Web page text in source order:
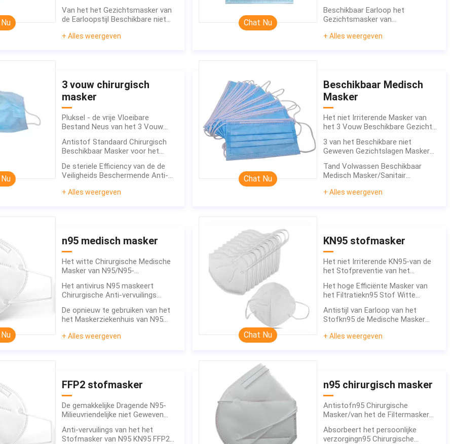
ODM
Van het het Gezichtsmasker van
de Earloopstijl Beschikbare niet
Beschermende Volwassene
+ Alles weergeven
het Gezichtsmasker Burgerlijke
Beschermende Virus
Beschikbaar Earloop het
Gezichtsmasker van
Chirurgische Maskers
+ Alles weergeven
Chat Nu
3 vouw chirurgisch
masker
Pluksel - de vrije Vloeibare
Bestand Neus van het 3 Vouw
Hoge Breathability
Antistof Standaard Chirurgisch
Beschikbaar Masker voor het
Stofstuifmeel
De steriele Efficiency van de de
Veiligheids Beschermende Anti-
Vouw Chirurgische Masker
+ Alles weergeven
Beschikbaar Medisch
Masker
Het niet Irriterende Masker van
het 3 Vouw Beschikbare Gezicht
Kliniekgezondheidszorg
3 van het Beschikbare niet
Geweven Gezichtslagen Masker
Dragen
Tand Volwassen Beschikbaar
Medisch Masker/Sanitair
Vouw
+ Alles weergeven
Chat Nu
n95 medisch masker
Het witte Chirurgische Medische
Masker van N95/N95-
éénmalig gebruik Geen Klep
Het antivirus N95 maskeert
Chirurgische Anti-vervuilings
Neusbrug
De opnieuw te gebruiken van het
het Maskerziekenhuis van N95
Beschermende Stof
+ Alles weergeven
KN95 stofmasker
Het niet Irriterende KN95-van de
het Stofpreventie van het
Certificaat van Ce FDA
Het hoge Efficiënte Masker van
het Filtratiekn95 Stof Witte
Antistijl van Earloop van het
Stofkn95 de Medische Masker
van het Schoolbureau
+ Alles weergeven
Chat Nu
FFP2 stofmasker
De gemakkelijke Dragende N95-
Milieuvriendelijke niet Geweven
het Stofmasker
Anti-vervuilings van het het
Stofmasker van N95 KN95 FFP2
n95 chirurgisch masker
Antistofn95 Chirurgische
Masker/van het de Filtermasker
Elasticiteitsoortelefoons
Absorbeert het persoonlijke
verzorgingn95 Chirurgische